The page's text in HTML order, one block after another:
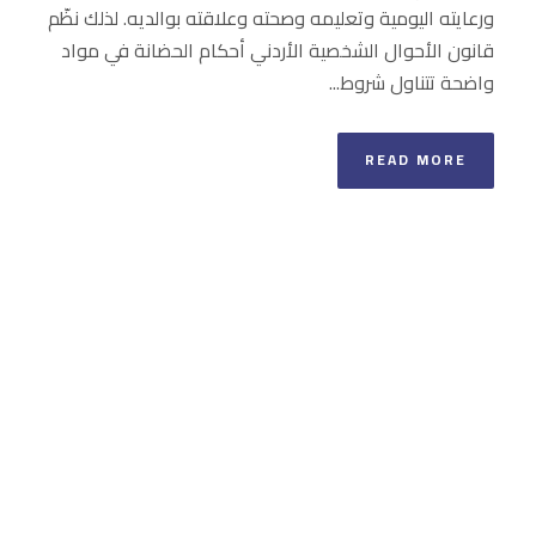
ورعايته اليومية وتعليمه وصحته وعلاقته بوالديه. لذلك نظّم
قانون الأحوال الشخصية الأردني أحكام الحضانة في مواد
واضحة تتناول شروط...
READ MORE